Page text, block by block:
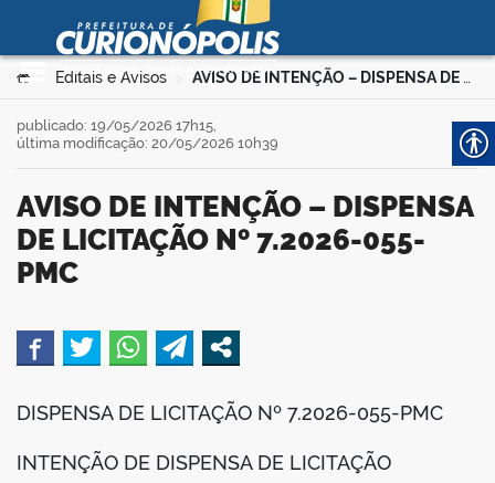
Ir para o conteúdo
Prefeitura Municipal de
Curionópolis
Você está aqui:
Editais e Avisos > AVISO DE INTENÇÃO – DISPENSA DE LICITAÇÃO Nº 7.2026-055-PMC
AVISO DE INTENÇÃO – DISPENSA
DE LICITAÇÃO Nº 7.2026-055-
PMC
publicado: 19/05/2026 17h15,
última modificação: 20/05/2026 10h39
DISPENSA DE LICITAÇÃO Nº 7.2026-055-PMC
INTENÇÃO DE DISPENSA DE LICITAÇÃO